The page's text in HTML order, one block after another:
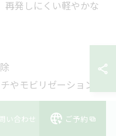
再発しにくい軽やかな
やモビリゼーション
善を併用することで
い合わせ ご予約